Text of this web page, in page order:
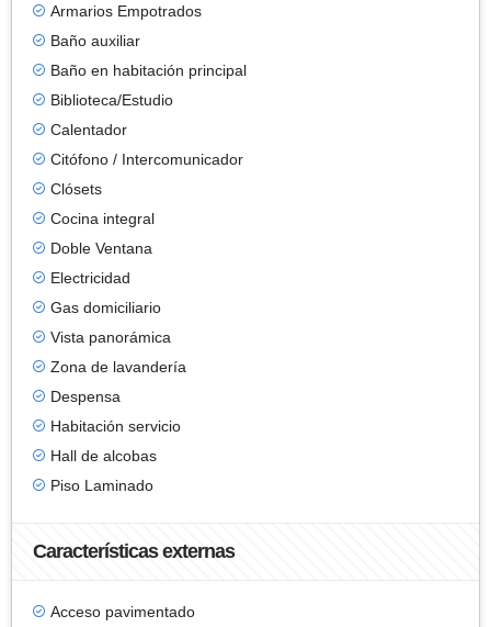
Armarios Empotrados
Baño auxiliar
Baño en habitación principal
Biblioteca/Estudio
Calentador
Citófono / Intercomunicador
Clósets
Cocina integral
Doble Ventana
Electricidad
Gas domiciliario
Vista panorámica
Zona de lavandería
Despensa
Habitación servicio
Hall de alcobas
Piso Laminado
Características externas
Acceso pavimentado